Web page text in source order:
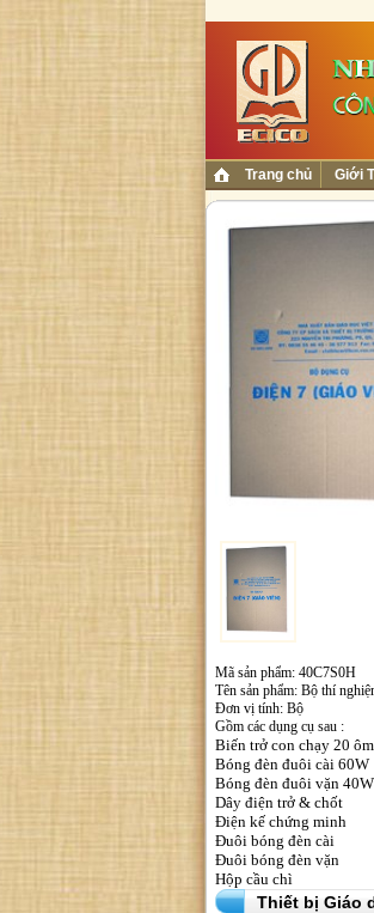
Trang chủ Giới
Mã sản phẩm: 40C7S0H
Tên sản phẩm: Bộ thí
Đơn vị tính: Bộ
Gồm các dụng cụ sau :
Biến trở con chạy 20 ôm
Bóng đèn đuôi cài 60W
Bóng đèn đuôi vặn 40W
Dây điện trở & chốt
Điện kế chứng minh
Đuôi bóng đèn cài
Đuôi bóng đèn vặn
Hộp cầu chì
Thiết bị Giáo